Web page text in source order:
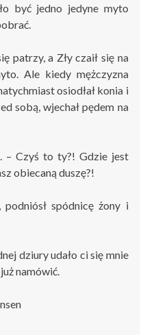
być jedno jedyne myto
patrzy, a Zły czaił się na
Ale kiedy mężczyzna
osiodłał konia i
sobą, wjechał pędem na
– Czyś to ty?! Gdzie jest
obiecaną duszę?!
podniósł spódnicę żony i
dziury udało ci się mnie
namówić.